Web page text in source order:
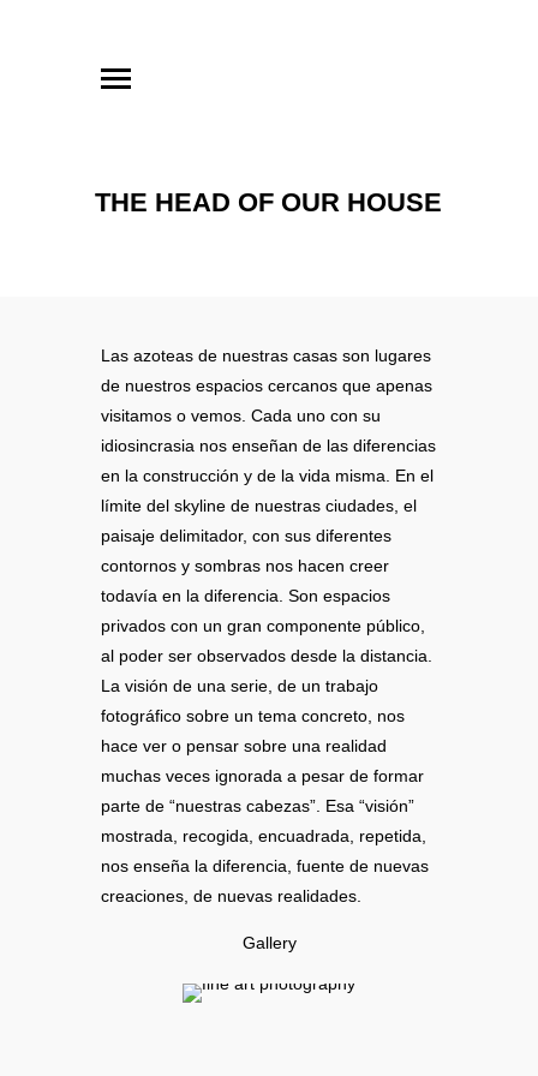
THE HEAD OF OUR HOUSE
Las azoteas de nuestras casas son lugares
de nuestros espacios cercanos que apenas
visitamos o vemos. Cada uno con su
idiosincrasia nos enseñan de las diferencias
en la construcción y de la vida misma. En el
límite del skyline de nuestras ciudades, el
paisaje delimitador, con sus diferentes
contornos y sombras nos hacen creer
todavía en la diferencia. Son espacios
privados con un gran componente público,
al poder ser observados desde la distancia.
La visión de una serie, de un trabajo
fotográfico sobre un tema concreto, nos
hace ver o pensar sobre una realidad
muchas veces ignorada a pesar de formar
parte de “nuestras cabezas”. Esa “visión”
mostrada, recogida, encuadrada, repetida,
nos enseña la diferencia, fuente de nuevas
creaciones, de nuevas realidades.
Gallery